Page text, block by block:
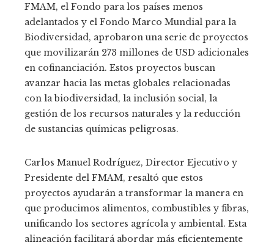
FMAM, el Fondo para los países menos
adelantados y el Fondo Marco Mundial para la
Biodiversidad, aprobaron una serie de proyectos
que movilizarán 273 millones de USD adicionales
en cofinanciación. Estos proyectos buscan
avanzar hacia las metas globales relacionadas
con la biodiversidad, la inclusión social, la
gestión de los recursos naturales y la reducción
de sustancias químicas peligrosas.
Carlos Manuel Rodríguez, Director Ejecutivo y
Presidente del FMAM, resaltó que estos
proyectos ayudarán a transformar la manera en
que producimos alimentos, combustibles y fibras,
unificando los sectores agrícola y ambiental. Esta
alineación facilitará abordar más eficientemente